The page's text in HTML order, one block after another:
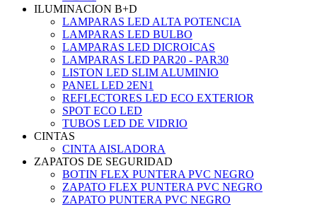
ILUMINACION B+D
LAMPARAS LED ALTA POTENCIA
LAMPARAS LED BULBO
LAMPARAS LED DICROICAS
LAMPARAS LED PAR20 - PAR30
LISTON LED SLIM ALUMINIO
PANEL LED 2EN1
REFLECTORES LED ECO EXTERIOR
SPOT ECO LED
TUBOS LED DE VIDRIO
CINTAS
CINTA AISLADORA
ZAPATOS DE SEGURIDAD
BOTIN FLEX PUNTERA PVC NEGRO
ZAPATO FLEX PUNTERA PVC NEGRO
ZAPATO PUNTERA PVC NEGRO